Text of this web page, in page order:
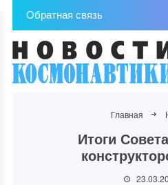
Обратная связь
Главная
Итоги